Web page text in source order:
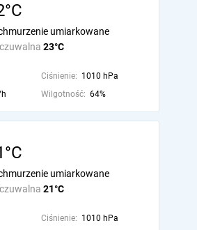
23°C
umiarkowane
Ciśnienie: 1010 hPa
Wilgotność: 64%
21°C
umiarkowane
Ciśnienie: 1010 hPa